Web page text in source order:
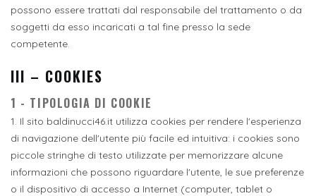
possono essere trattati dal responsabile del trattamento o da
soggetti da esso incaricati a tal fine presso la sede
competente.
III – COOKIES
1 - TIPOLOGIA DI COOKIE
1. Il sito baldinucci46.it utilizza cookies per rendere l'esperienza
di navigazione dell'utente più facile ed intuitiva: i cookies sono
piccole stringhe di testo utilizzate per memorizzare alcune
informazioni che possono riguardare l'utente, le sue preferenze
o il dispositivo di accesso a Internet (computer, tablet o